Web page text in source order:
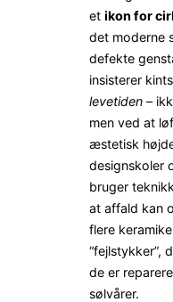
et ikon for
det moderne
defekte
insisterer
levetiden –
men ved at
æstetisk
designskoler
bruger
at affald kan
flere
“fejlstykker”,
de er
sølvårer.